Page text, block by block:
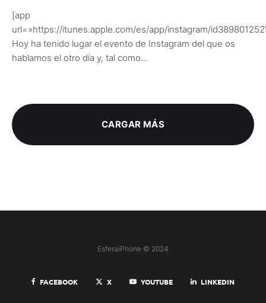
[app
url=»https://itunes.apple.com/es/app/instagram/
Hoy ha tenido lugar el evento de Instagram del que os
hablamos el otro día y, tal como...
CARGAR MÁS
EsferaiPhone © 2024
FACEBOOK X YOUTUBE LINKEDIN